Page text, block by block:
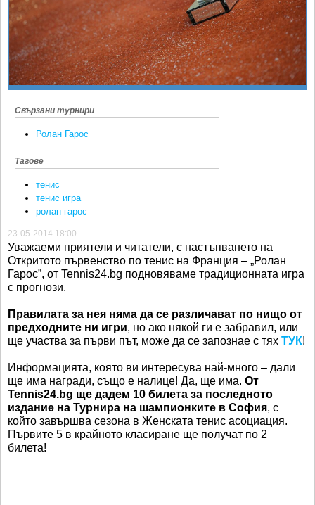
SOFIA OPEN
КЛУБОВЕ
БЛОГ
ВИДЕО
Ретро
Спорт&Фитнес
Други
Любители
Свързани турнири
Ролан Гарос
Тагове
тенис
тенис игра
ролан гарос
23-05-2014 18:00
Уважаеми приятели и читатели, с настъпването на
Откритото първенство по тенис на Франция – „Ролан
Гарос”, от Tennis24.bg подновяваме традиционната игра
с прогнози.
Правилата за нея няма да се различават по нищо от
предходните ни игри, но ако някой ги е забравил, или
ще участва за първи път, може да се запознае с тях ТУК!
Информацията, която ви интересува най-много – дали
ще има награди, също е налице! Да, ще има. От
Tennis24.bg ще дадем 10 билета за последното
издание на Турнира на шампионките в София, с
който завършва сезона в Женската тенис асоциация.
Първите 5 в крайното класиране ще получат по 2
билета!